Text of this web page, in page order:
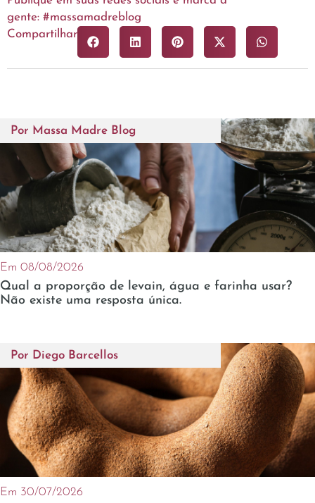
gente: #massamadreblog
Compartilhar
Por Massa Madre Blog
Em 08/08/2026
Qual a proporção de levain, água e farinha usar?
Não existe uma resposta única.
Por Diego Barcellos
Em 30/07/2026